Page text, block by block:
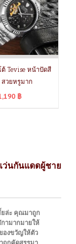
Tevise หน้าปัดสี
สวยหรูมาก
฿
ว่นกันแดดผู้ชาย
ยล่ะ คุณมาถูก
กามากมายให้
องขวัญให้ตัว